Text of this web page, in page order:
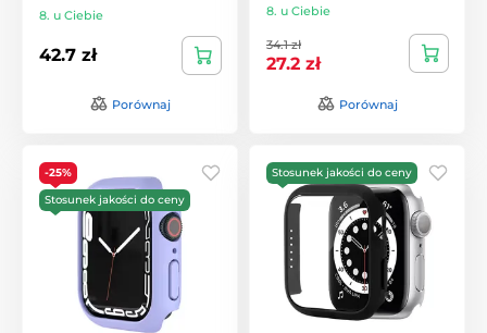
8. u Ciebie
42.7 zł
Porównaj
8. u Ciebie
34.1 zł
27.2 zł
Porównaj
-25%
Stosunek jakości do ceny
Stosunek jakości do ceny